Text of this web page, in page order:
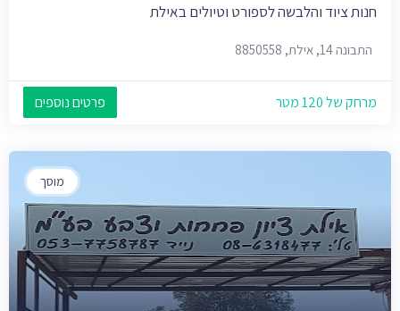
חנות ציוד והלבשה לספורט וטיולים באילת
התבונה 14, אילת, 8850558
מרחק של 120 מטר פרטים נוספים
מוסך